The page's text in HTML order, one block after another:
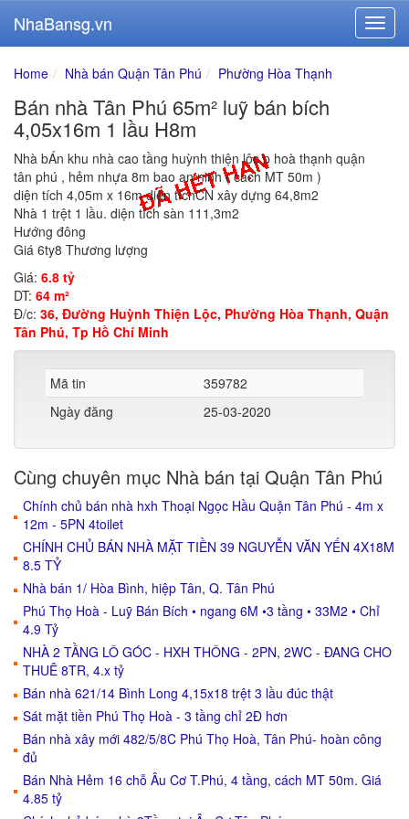
NhaBansg.vn
Home Nhà bán Quận Tân Phú Phường Hòa Thạnh
Bán nhà Tân Phú 65m² luỹ bán bích
4,05x16m 1 lầu H8m
Nhà bÁn khu nhà cao tầng huỳnh thiện lộc p hoà thạnh quận
tân phú , hẻm nhựa 8m bao an ninh ( cách MT 50m )
diện tích 4,05m x 16m diện tíchCN xây dựng 64,8m2
Nhà 1 trệt 1 lầu. diện tích sàn 111,3m2
Hướng đông
Giá 6ty8 Thương lượng
Giá: 6.8 tỷ
DT: 64 m²
Đ/c: 36, Đường Huỳnh Thiện Lộc, Phường Hòa Thạnh, Quận
Tân Phú, Tp Hồ Chí Minh
Mã tin
359782
Ngày đăng
25-03-2020
Cùng chuyên mục Nhà bán tại Quận Tân Phú
Chính chủ bán nhà hxh Thoại Ngọc Hầu Quận Tân Phú - 4m x
12m - 5PN 4toilet
CHÍNH CHỦ BÁN NHÀ MẶT TIỀN 39 NGUYỄN VĂN YẾN 4X18M
8.5 TỶ
Nhà bán 1/ Hòa Bình, hiệp Tân, Q. Tân Phú
Phú Thọ Hoà - Luỹ Bán Bích • ngang 6M •3 tầng • 33M2 • Chỉ
4.9 Tỷ
NHÀ 2 TẦNG LÔ GÓC - HXH THÔNG - 2PN, 2WC - ĐANG CHO
THUÊ 8TR, 4.x tỷ
Bán nhà 621/14 Bình Long 4,15x18 trệt 3 lầu đúc thật
Sát mặt tiền Phú Thọ Hoà - 3 tầng chỉ 2Đ hơn
Bán nhà xây mới 482/5/8C Phú Thọ Hoà, Tân Phú- hoàn công
đủ
Bán Nhà Hẻm 16 chỗ Âu Cơ T.Phú, 4 tầng, cách MT 50m. Giá
4.85 tỷ